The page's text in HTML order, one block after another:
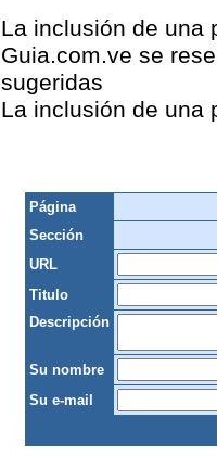
La inclusión de una
Guia.com.ve se
sugeridas
La inclusión de una
Página
Sección
URL
Titulo
Descripción
Su nombre
Su e-mail